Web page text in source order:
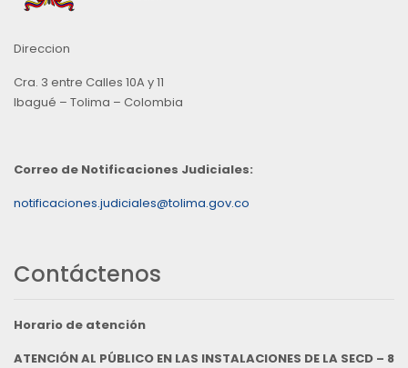
Direccion
Cra. 3 entre Calles 10A y 11
Ibagué – Tolima – Colombia
Correo de Notificaciones Judiciales:
notificaciones.judiciales@tolima.gov.co
Contáctenos
Horario de atención
ATENCIÓN AL PÚBLICO EN LAS INSTALACIONES DE LA SECD – 8